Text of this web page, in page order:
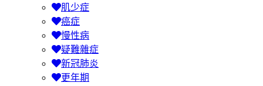
肌少症
癌症
慢性病
疑難雜症
新冠肺炎
更年期